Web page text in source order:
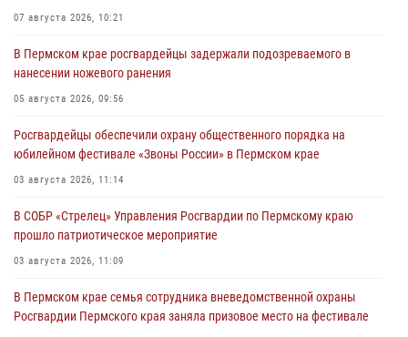
07 августа 2026, 10:21
В Пермском крае росгвардейцы задержали подозреваемого в
нанесении ножевого ранения
05 августа 2026, 09:56
Росгвардейцы обеспечили охрану общественного порядка на
юбилейном фестивале «Звоны России» в Пермском крае
03 августа 2026, 11:14
В СОБР «Стрелец» Управления Росгвардии по Пермскому краю
прошло патриотическое мероприятие
03 августа 2026, 11:09
В Пермском крае семья сотрудника вневедомственной охраны
Росгвардии Пермского края заняла призовое место на фестивале